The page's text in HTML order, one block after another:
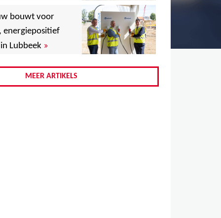
,
,
,
bouwt voor
energiepositief
Lubbeek »
MEER ARTIKELS